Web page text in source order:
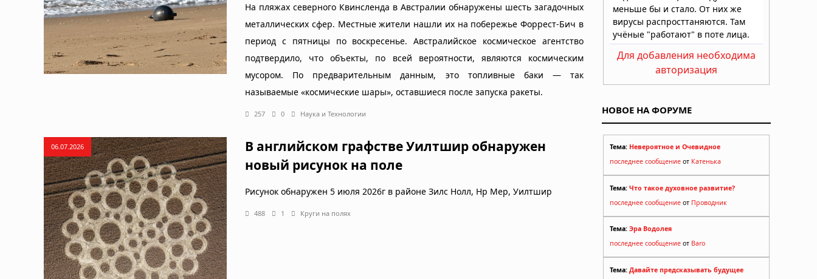
На пляжах северного Квинсленда в Австралии обнаружены шесть загадочных
металлических сфер. Местные жители нашли их на побережье Форрест-Бич в
период с пятницы по воскресенье. Австралийское космическое агентство
подтвердило, что объекты, по всей вероятности, являются космическим
мусором. По предварительным данным, это топливные баки — так
называемые «космические шары», оставшиеся после запуска ракеты.
257 0 Наука и Технологии
06.07.2026
В английском графстве Уилтшир обнаружен
новый рисунок на поле
Рисунок обнаружен 5 июля 2026г в районе Зилс Нолл, Нр Мер, Уилтшир
488 1 Круги на полях
Для добавления необходима
авторизация
НОВОЕ НА ФОРУМЕ
Тема: Невероятное и Очевидное
последнее сообщение от Катенька
Тема: Что такое духовное развитие?
последнее сообщение от Проводник
Тема: Эра Водолея
последнее сообщение от Baro
Тема: Давайте предсказывать будущее